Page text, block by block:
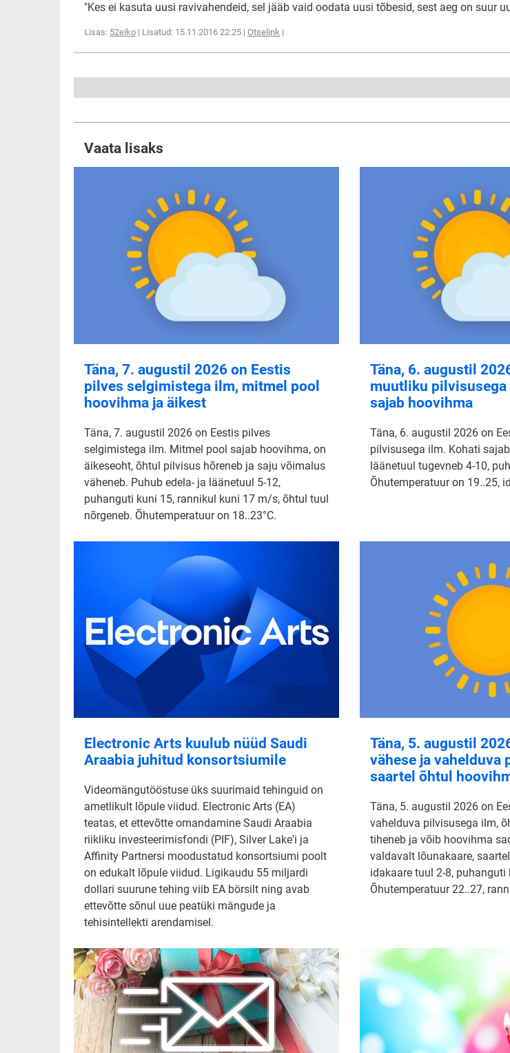
"Kes ei kasuta uusi ravivahendeid, sel jääb vaid oodata uusi tõbesid, sest aeg on suur
Lisas: 52eiko | Lisatud: 15.11.2016 22:25 | Otselink |
Vaata lisaks
Täna, 7. augustil 2026 on Eestis
pilves selgimistega ilm, mitmel pool
hoovihma ja äikest
Täna, 7. augustil 2026 on Eestis pilves
selgimistega ilm. Mitmel pool sajab hoovihma, on
äikeseoht, õhtul pilvisus hõreneb ja saju võimalus
väheneb. Puhub edela- ja läänetuul 5-12,
puhanguti kuni 15, rannikul kuni 17 m/s, õhtul tuul
nõrgeneb. Õhutemperatuur on 18..23°C.
Täna, 6. augustil
muutliku pilvisusega
sajab hoovihma
Täna, 6. augustil 2026 on
pilvisusega ilm. Kohati
läänetuul tugevneb 4-10,
Õhutemperatuur on 19..25,
Electronic Arts kuulub nüüd Saudi
Araabia juhitud konsortsiumile
Videomängutööstuse üks suurimaid tehinguid on
ametlikult lõpule viidud. Electronic Arts (EA)
teatas, et ettevõtte omandamine Saudi Araabia
riikliku investeerimisfondi (PIF), Silver Lake'i ja
Affinity Partnersi moodustatud konsortsiumi poolt
on edukalt lõpule viidud. Ligikaudu 55 miljardi
dollari suurune tehing viib EA börsilt ning avab
ettevõtte sõnul uue peatüki mängude ja
tehisintellekti arendamisel.
Täna, 5. augustil
vähese ja vahelduva
saartel õhtul
Täna, 5. augustil 2026 on
vahelduva pilvisusega ilm,
tiheneb ja võib hoovihma
valdavalt lõunakaare,
idakaare tuul 2-8,
Õhutemperatuur 22..27,